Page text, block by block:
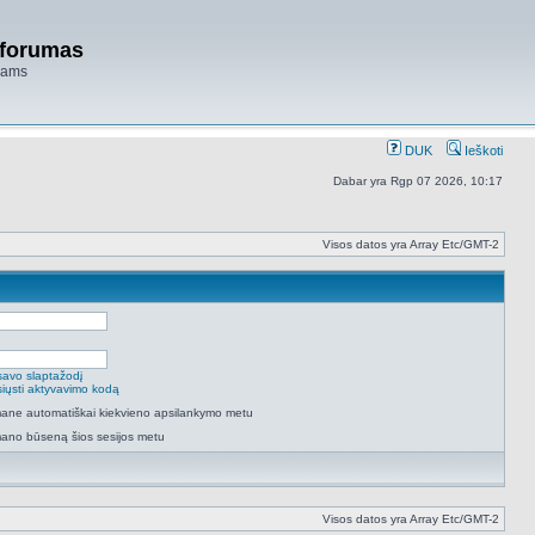
DUK Ieškoti
Dabar yra Rgp 07 2026, 10:17
Visos datos yra Array Etc/GMT-2
slaptažodį
aktyvavimo kodą
automatiškai kiekvieno apsilankymo metu
būseną šios sesijos metu
Visos datos yra Array Etc/GMT-2